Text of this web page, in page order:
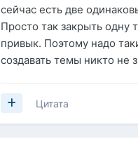
сейчас есть две
Просто так закрыть одну
привык. Поэтому надо
создавать темы никто не
Цитата